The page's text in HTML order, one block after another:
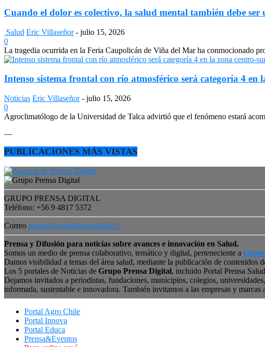
Cuando el dolor es colectivo, la salud mental también debe
Salud Eric Villaseñor - julio 15, 2026
0
La tragedia ocurrida en la Feria Caupolicán de Viña del Mar ha conmocionado
Intenso sistema frontal con río atmosférico será categoría 4 en
Noticias Eric Villaseñor - julio 15, 2026
0
Agroclimatólogo de la Universidad de Talca advirtió que el fenómeno estará
—
PUBLICACIONES MÁS VISTAS
GRUPO PRENSA DIGITAL
Teléfono: +56 9 4817 5372
Correo prensa@portalprensasalud.cl
Prensa y Difusión para noticias sobre avances e innovación en Salud.
Somos un medio de prensa colaborativo, temático y digital, perteneciente a
Damos visibilidad a temas del área salud, mediante la publicación de contenidos
Los 5 portales de Noticias de Grupo Prensa Digital, incluido Portal Prensa
Dejamos invitados a periodistas, fundaciones, municipios, colegios,
informada, sustentable e innovadora. También invitamos a las empresas y
Portal Agro Chile
Portal Innova
Portal Educa
Prensa&Eventos